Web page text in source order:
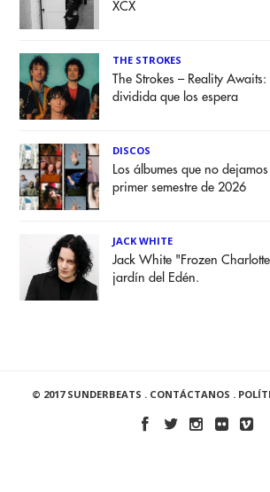
XCX
THE STROKES
The Strokes – Reality
dividida que los espera
DISCOS
Los álbumes que no
primer semestre de 2026
JACK WHITE
Jack White "Frozen
jardín del Edén.
© 2017 SUNDERBEATS . CONTÁCTANOS .